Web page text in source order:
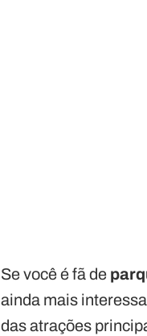
Se você é fã de
ainda mais
das atrações